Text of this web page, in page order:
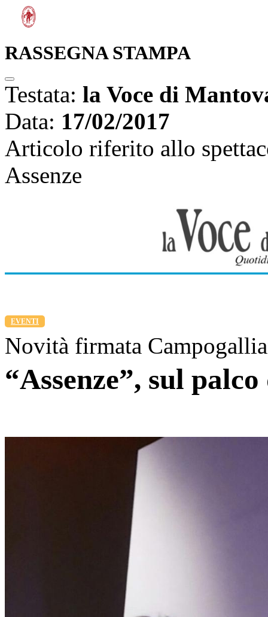
RASSEGNA STAMPA
Testata: la Voce di
Data: 17/02/2017
Articolo riferito allo
Assenze
EVENTI
Novità firmata
“Assenze”, sul